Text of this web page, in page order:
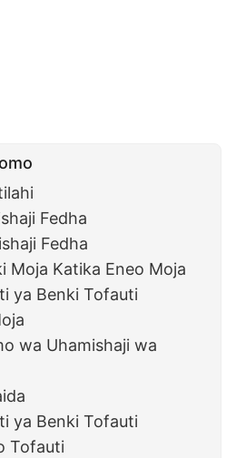
Fedha
Fedha
Moja Katika Eneo Moja
ya Benki Tofauti
wa Uhamishaji wa
ya Benki Tofauti
Tofauti